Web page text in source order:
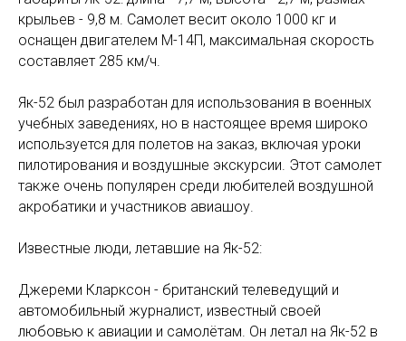
крыльев - 9,8 м. Самолет весит около 1000 кг и
оснащен двигателем М-14П, максимальная скорость
составляет 285 км/ч.
Як-52 был разработан для использования в военных
учебных заведениях, но в настоящее время широко
используется для полетов на заказ, включая уроки
пилотирования и воздушные экскурсии. Этот самолет
также очень популярен среди любителей воздушной
акробатики и участников авиашоу.
Известные люди, летавшие на Як-52:
Джереми Кларксон - британский телеведущий и
автомобильный журналист, известный своей
любовью к авиации и самолётам. Он летал на Як-52 в